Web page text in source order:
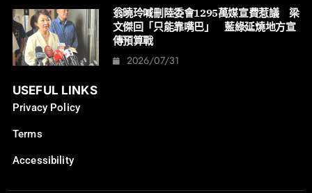
翁曉玲喊刪陸委會1295萬媒宣費惹議 梁
文傑回「只能靠嘴巴」 藍綠延燒地方宣
傳預算戰
2026/07/31
USEFUL LINKS
Privacy Policy
Terms
Accessibility